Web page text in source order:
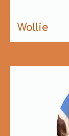
Wollie